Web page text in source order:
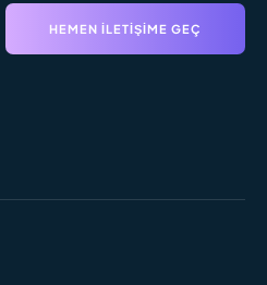
HEMEN İLETIŞIME GEÇ